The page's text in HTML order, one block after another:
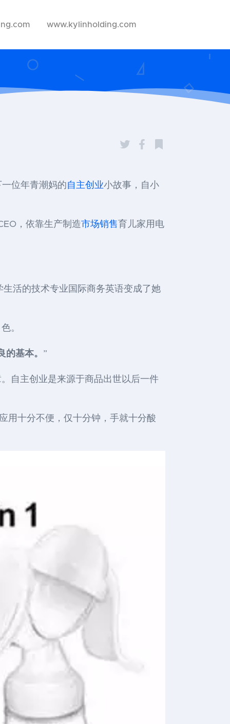
www.kylinholding.com
位年青潮妈的自主创业小故事，自小
，依靠生产制造市场销售 育儿家用电
活的技术专业国际商务英语变成了她
。
基本。 ”
自主创业是来源于商品出世以后一件
用十分不便，仅十分钟，手就十分酸